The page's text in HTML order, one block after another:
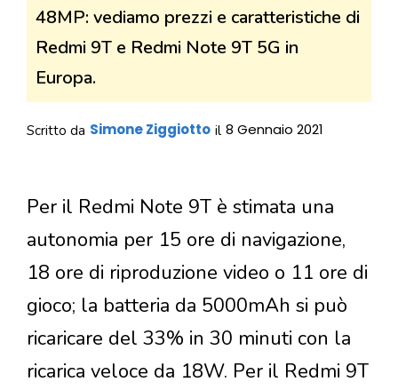
48MP: vediamo prezzi e caratteristiche di
Redmi 9T e Redmi Note 9T 5G in
Europa.
Scritto da Simone Ziggiotto il 8 Gennaio 2021
Per il Redmi Note 9T è stimata una
autonomia per 15 ore di navigazione,
18 ore di riproduzione video o 11 ore di
gioco; la batteria da 5000mAh si può
ricaricare del 33% in 30 minuti con la
ricarica veloce da 18W. Per il Redmi 9T